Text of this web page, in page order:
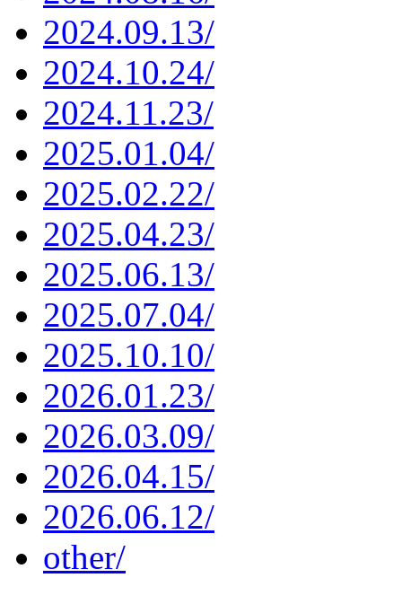
2024.09.13/
2024.10.24/
2024.11.23/
2025.01.04/
2025.02.22/
2025.04.23/
2025.06.13/
2025.07.04/
2025.10.10/
2026.01.23/
2026.03.09/
2026.04.15/
2026.06.12/
other/